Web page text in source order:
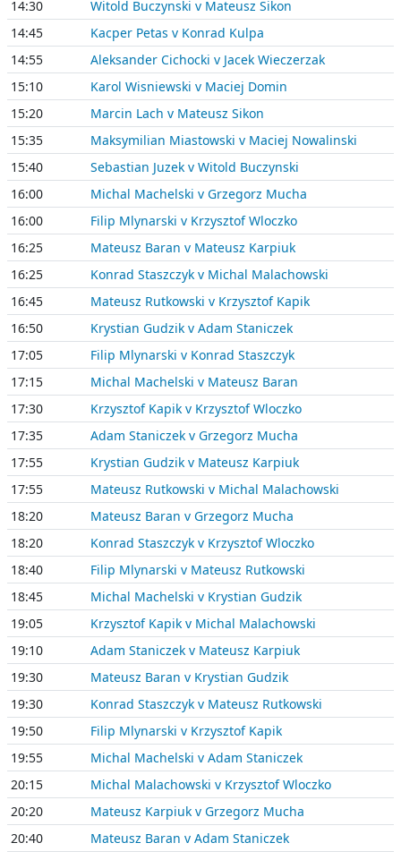
14:30
Witold Buczynski v Mateusz Sikon
14:45
Kacper Petas v Konrad Kulpa
14:55
Aleksander Cichocki v Jacek Wieczerzak
15:10
Karol Wisniewski v Maciej Domin
15:20
Marcin Lach v Mateusz Sikon
15:35
Maksymilian Miastowski v Maciej Nowalinski
15:40
Sebastian Juzek v Witold Buczynski
16:00
Michal Machelski v Grzegorz Mucha
16:00
Filip Mlynarski v Krzysztof Wloczko
16:25
Mateusz Baran v Mateusz Karpiuk
16:25
Konrad Staszczyk v Michal Malachowski
16:45
Mateusz Rutkowski v Krzysztof Kapik
16:50
Krystian Gudzik v Adam Staniczek
17:05
Filip Mlynarski v Konrad Staszczyk
17:15
Michal Machelski v Mateusz Baran
17:30
Krzysztof Kapik v Krzysztof Wloczko
17:35
Adam Staniczek v Grzegorz Mucha
17:55
Krystian Gudzik v Mateusz Karpiuk
17:55
Mateusz Rutkowski v Michal Malachowski
18:20
Mateusz Baran v Grzegorz Mucha
18:20
Konrad Staszczyk v Krzysztof Wloczko
18:40
Filip Mlynarski v Mateusz Rutkowski
18:45
Michal Machelski v Krystian Gudzik
19:05
Krzysztof Kapik v Michal Malachowski
19:10
Adam Staniczek v Mateusz Karpiuk
19:30
Mateusz Baran v Krystian Gudzik
19:30
Konrad Staszczyk v Mateusz Rutkowski
19:50
Filip Mlynarski v Krzysztof Kapik
19:55
Michal Machelski v Adam Staniczek
20:15
Michal Malachowski v Krzysztof Wloczko
20:20
Mateusz Karpiuk v Grzegorz Mucha
20:40
Mateusz Baran v Adam Staniczek